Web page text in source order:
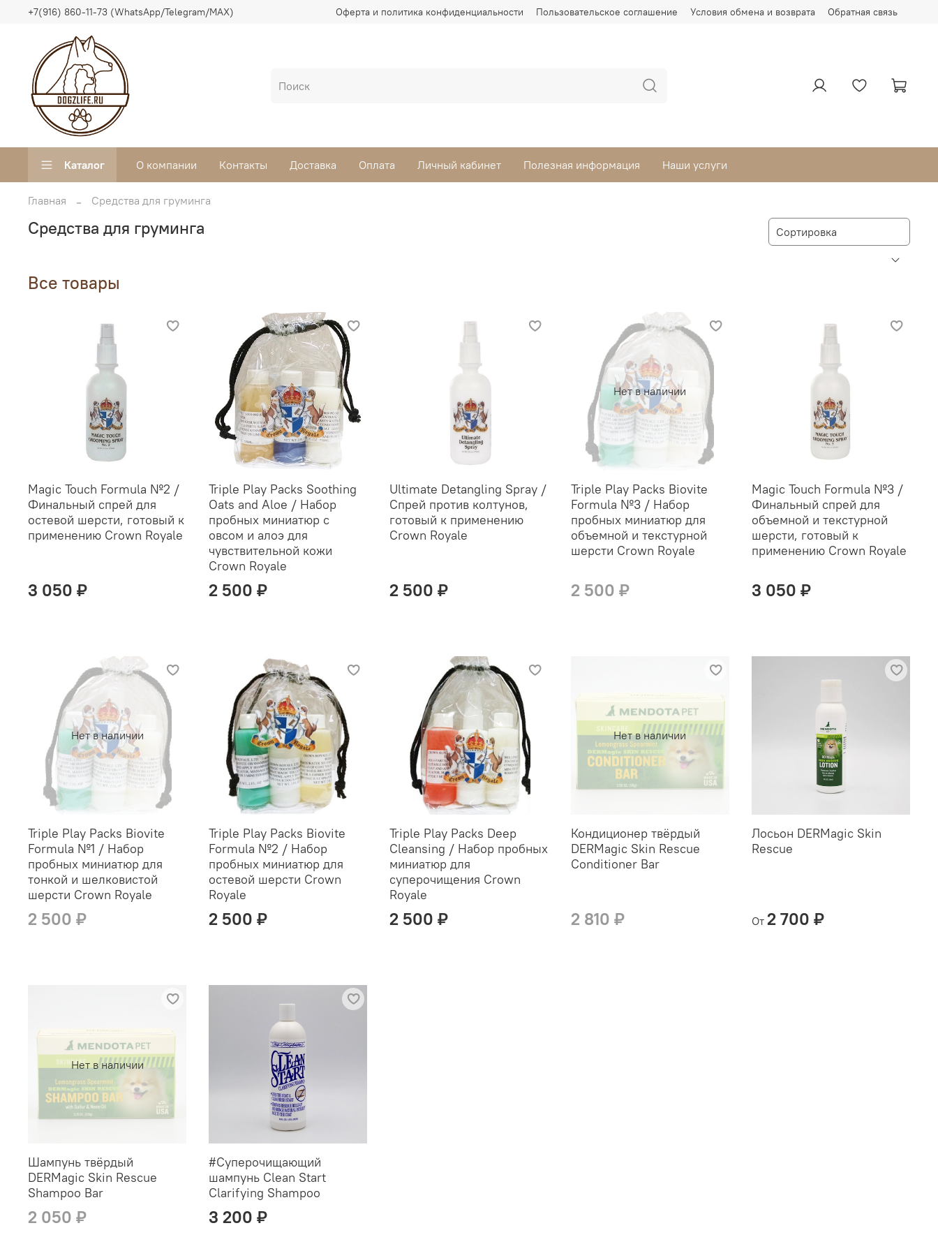
Оферта и политика конфиденциальности Пользовательское соглашение Условия обмена и возврата Обратная связь
+7(916) 860-11-73 (WhatsApp/Telegram/MAX)
Каталог О компании Контакты Доставка Оплата Личный кабинет Полезная информация Наши услуги
Главная Средства для груминга
Средства для груминга
Все товары
Magic Touch Formula №2 /
Финальный спрей для
остевой шерсти, готовый к
применению Crown Royale
3 050 ₽
Triple Play Packs Soothing
Oats and Aloe / Набор
пробных миниатюр с
овсом и алоэ для
чувствительной кожи
Crown Royale
2 500 ₽
Ultimate Detangling Spray /
Спрей против колтунов,
готовый к применению
Crown Royale
2 500 ₽
Нет в наличии
Triple Play Packs Biovite
Formula №3 / Набор
пробных миниатюр для
объемной и текстурной
шерсти Crown Royale
2 500 ₽
Magic Touch Formula №3 /
Финальный спрей для
объемной и текстурной
шерсти, готовый к
применению Crown Royale
3 050 ₽
Нет в наличии
Triple Play Packs Biovite
Formula №1 / Набор
пробных миниатюр для
тонкой и шелковистой
шерсти Crown Royale
2 500 ₽
Triple Play Packs Biovite
Formula №2 / Набор
пробных миниатюр для
остевой шерсти Crown
Royale
2 500 ₽
Triple Play Packs Deep
Cleansing / Набор пробных
миниатюр для
суперочищения Crown
Royale
2 500 ₽
Нет в наличии
Кондиционер твёрдый
DERMagic Skin Rescue
Conditioner Bar
2 810 ₽
Лосьон DERMagic Skin
Rescue
От 2 700 ₽
Нет в наличии
Шампунь твёрдый
DERMagic Skin Rescue
Shampoo Bar
2 050 ₽
#Суперoчищающий
шампунь Clean Start
Clarifying Shampoo
3 200 ₽